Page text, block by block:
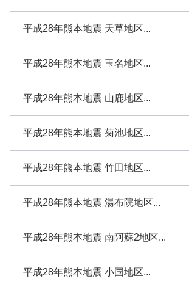
平成28年熊本地震 天草地区...
平成28年熊本地震 玉名地区...
平成28年熊本地震 山鹿地区...
平成28年熊本地震 菊池地区...
平成28年熊本地震 竹田地区...
平成28年熊本地震 湯布院地区...
平成28年熊本地震 南阿蘇2地区...
平成28年熊本地震 小国地区...